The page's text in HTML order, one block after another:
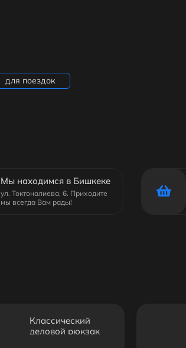
для поездок
Мы находимся в Бишкеке
ул. Токтоналиева, 6. Приходите
мы всегда Вам рады!
Классический
деловой рюкзак